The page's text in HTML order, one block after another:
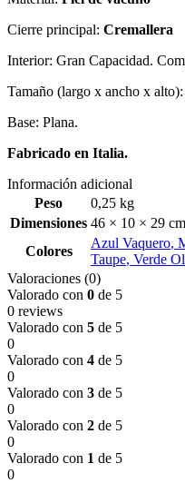
Cierre principal: Cremallera
Interior: Gran Capacidad.
Tamaño (largo x ancho x
Base: Plana.
Fabricado en Italia.
Información adicional
Peso
0,25 kg
Dimensiones 46 × 10 × 29 cm
Colores
Azul Vaquero,
Taupe, Verde
Valoraciones (0)
Valorado con 0 de 5
0 reviews
Valorado con 5 de 5
0
Valorado con 4 de 5
0
Valorado con 3 de 5
0
Valorado con 2 de 5
0
Valorado con 1 de 5
0